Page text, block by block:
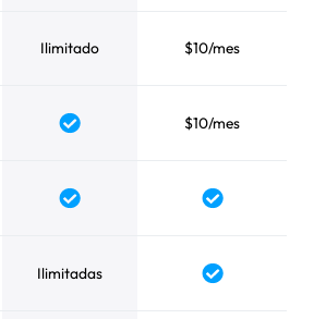
Ilimitado $10/mes
Yes $10/mes
Yes Yes
Ilimitadas Yes